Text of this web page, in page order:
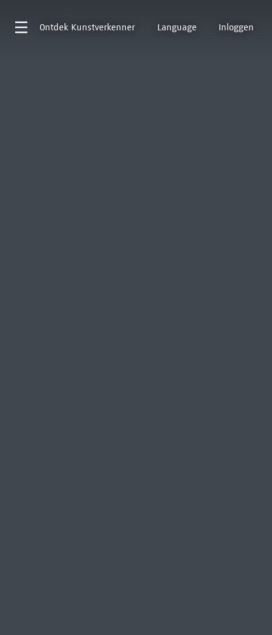
Ontdek Kunstverkenner Language Inloggen